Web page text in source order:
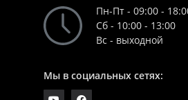
Пн-Пт - 09:00 -
Сб - 10:00 - 13:00
Вс - выходной
Мы в социальных сетях: